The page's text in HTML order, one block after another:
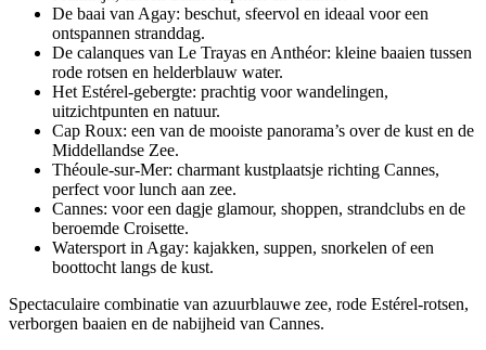
De baai van Agay: beschut, sfeervol en ideaal voor een
ontspannen stranddag.
De calanques van Le Trayas en Anthéor: kleine baaien tussen
rode rotsen en helderblauw water.
Het Estérel-gebergte: prachtig voor wandelingen,
uitzichtpunten en natuur.
Cap Roux: een van de mooiste panorama’s over de kust en de
Middellandse Zee.
Théoule-sur-Mer: charmant kustplaatsje richting Cannes,
perfect voor lunch aan zee.
Cannes: voor een dagje glamour, shoppen, strandclubs en de
beroemde Croisette.
Watersport in Agay: kajakken, suppen, snorkelen of een
boottocht langs de kust.
Spectaculaire combinatie van azuurblauwe zee, rode Estérel-rotsen,
verborgen baaien en de nabijheid van Cannes.